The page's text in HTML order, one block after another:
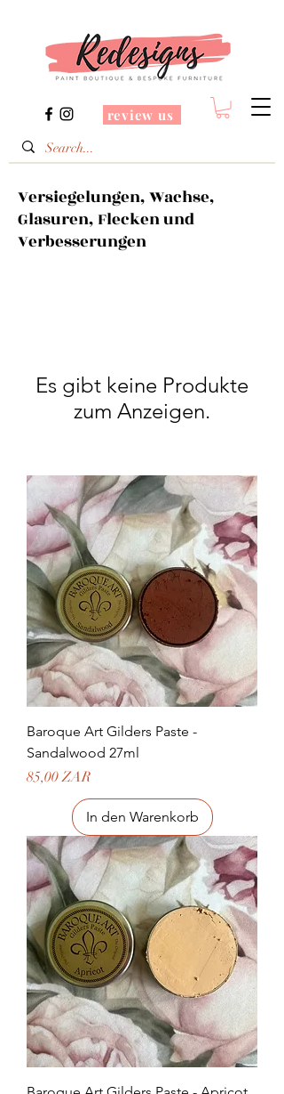
review us
Versiegelungen, Wachse,
Glasuren, Flecken und
Verbesserungen
Es gibt keine Produkte
zum Anzeigen.
Baroque Art Gilders Paste -
Sandalwood 27ml
Preis
85,00 ZAR
In den Warenkorb